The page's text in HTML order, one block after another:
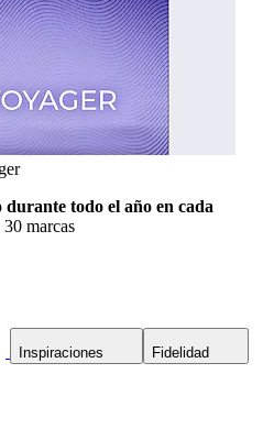
durante todo el año en cada
30 marcas
Inspiraciones Fidelidad